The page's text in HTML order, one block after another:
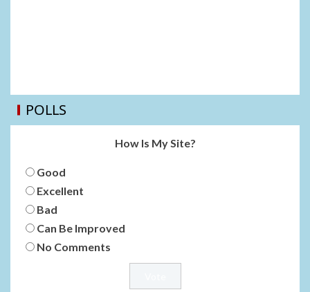
POLLS
How Is My Site?
Good
Excellent
Bad
Can Be Improved
No Comments